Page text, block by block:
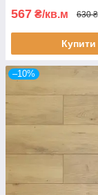
567 ₴/кв.м 630
Купити
–10%